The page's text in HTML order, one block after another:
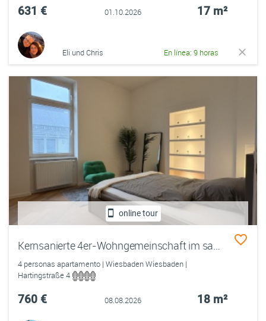
631 € 01.10.2026 17 m²
Eli und Chris En línea: 9 horas
online tour
Kernsanierte 4er-Wohngemeinschaft im sanierten Altbau – Einzelzimmer von 12–19 m² – ERSTBEZUG
4 personas apartamento | Wiesbaden Wiesbaden |
Hartingstraße 4
760 € 08.08.2026 18 m²